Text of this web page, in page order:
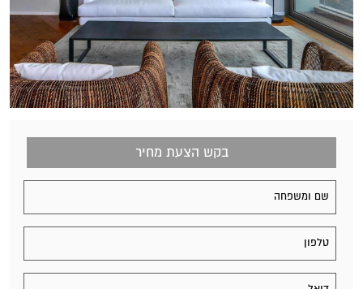
בקש הצעת מחיר